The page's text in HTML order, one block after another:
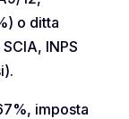
o ditta
INPS
imposta